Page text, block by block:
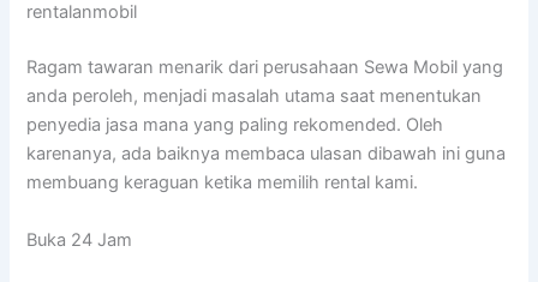
rentalanmobil
Ragam tawaran menarik dari perusahaan Sewa Mobil yang
anda peroleh, menjadi masalah utama saat menentukan
penyedia jasa mana yang paling rekomended. Oleh
karenanya, ada baiknya membaca ulasan dibawah ini guna
membuang keraguan ketika memilih rental kami.
Buka 24 Jam